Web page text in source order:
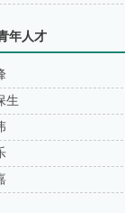
年人才
生